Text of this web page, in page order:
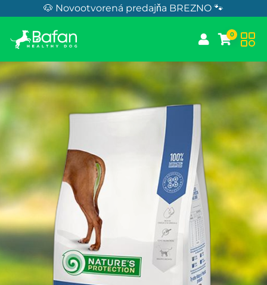
Skip to Content🐶 Novootvorená predajňa BREZNO 🐾
0